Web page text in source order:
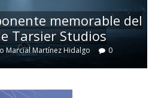
memorable del
Tarsier Studios
Marcial Martínez Hidalgo 0